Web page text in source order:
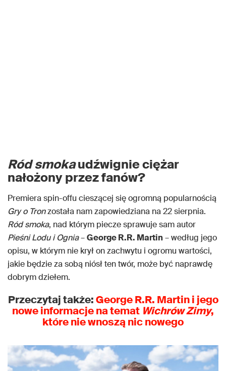
Ród smokaudźwignie ciężar
nałożony przez fanów?
Premiera spin-offu cieszącej się ogromną popularnością
Gry o Tronzostała nam zapowiedziana na 22 sierpnia.
Ród smoka, nad którym piecze sprawuje sam autor
Pieśni Lodu i Ognia–George R.R. Martin– według jego
opisu, w którym nie krył on zachwytu i ogromu wartości,
jakie będzie za sobą niósł ten twór, może być naprawdę
dobrym dziełem.
Przeczytaj także:George R.R. Martin i jego
nowe informacje na temat Wichrów Zimy,
które nie wnoszą nic nowego